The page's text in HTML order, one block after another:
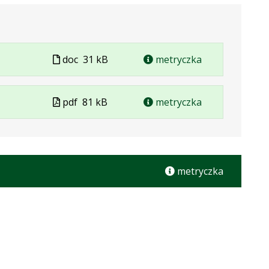
Plik
w
formacie
doc 31 kB metryczka
Plik
w
pdf 81 kB metryczka
metryczka